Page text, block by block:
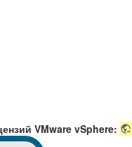
VMware vSphere: